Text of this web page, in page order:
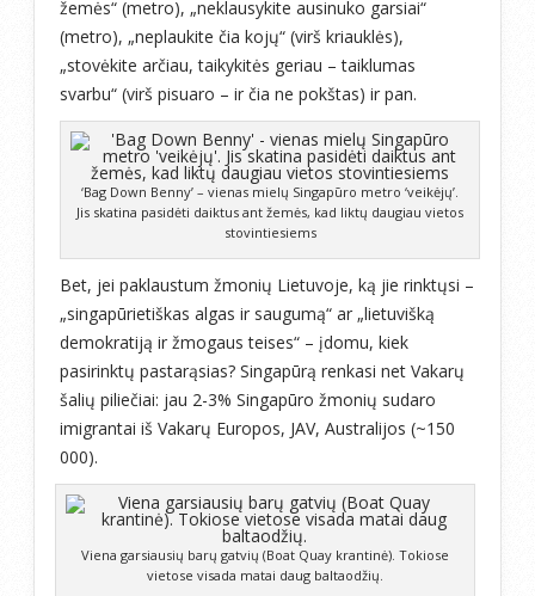
žemės“ (metro), „neklausykite ausinuko garsiai“
(metro), „neplaukite čia kojų“ (virš kriauklės),
„stovėkite arčiau, taikykitės geriau – taiklumas
svarbu“ (virš pisuaro – ir čia ne pokštas) ir pan.
‘Bag Down Benny’ – vienas mielų Singapūro metro ‘veikėjų’.
Jis skatina pasidėti daiktus ant žemės, kad liktų daugiau vietos
stovintiesiems
Bet, jei paklaustum žmonių Lietuvoje, ką jie rinktųsi –
„singapūrietiškas algas ir saugumą“ ar „lietuvišką
demokratiją ir žmogaus teises“ – įdomu, kiek
pasirinktų pastarąsias? Singapūrą renkasi net Vakarų
šalių piliečiai: jau 2-3% Singapūro žmonių sudaro
imigrantai iš Vakarų Europos, JAV, Australijos (~150
000).
Viena garsiausių barų gatvių (Boat Quay krantinė). Tokiose
vietose visada matai daug baltaodžių.